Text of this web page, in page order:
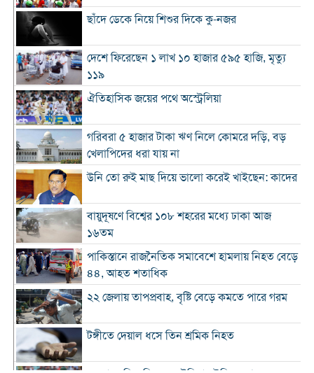
ছাঁদে ডেকে নিয়ে শিশুর দিকে কু-নজর
দেশে ফিরেছেন ১ লাখ ১০ হাজার ৫৯৫ হাজি, মৃত্যু
১১৯
ঐতিহাসিক জয়ের পথে অস্ট্রেলিয়া
গরিবরা ৫ হাজার টাকা ঋণ নিলে কোমরে দড়ি, বড়
খেলাপিদের ধরা যায় না
উনি তো রুই মাছ দিয়ে ভালো করেই খাইছেন: কাদের
বায়ুদূষণে বিশ্বের ১০৮ শহরের মধ্যে ঢাকা আজ
১৬তম
পাকিস্তানে রাজনৈতিক সমাবেশে হামলায় নিহত বেড়ে
৪৪, আহত শতাধিক
২২ জেলায় তাপপ্রবাহ, বৃষ্টি বেড়ে কমতে পারে গরম
টঙ্গীতে দেয়াল ধসে তিন শ্রমিক নিহত